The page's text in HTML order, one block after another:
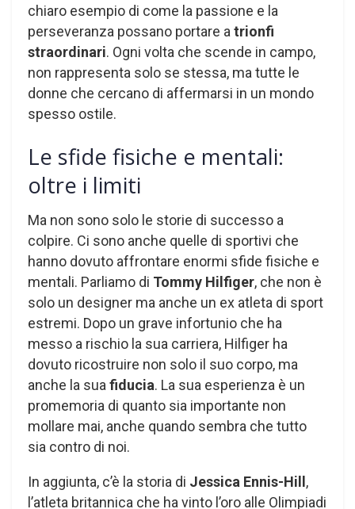
chiaro esempio di come la passione e la
perseveranza possano portare a trionfi
straordinari. Ogni volta che scende in campo,
non rappresenta solo se stessa, ma tutte le
donne che cercano di affermarsi in un mondo
spesso ostile.
Le sfide fisiche e mentali:
oltre i limiti
Ma non sono solo le storie di successo a
colpire. Ci sono anche quelle di sportivi che
hanno dovuto affrontare enormi sfide fisiche e
mentali. Parliamo di Tommy Hilfiger, che non è
solo un designer ma anche un ex atleta di sport
estremi. Dopo un grave infortunio che ha
messo a rischio la sua carriera, Hilfiger ha
dovuto ricostruire non solo il suo corpo, ma
anche la suafiducia. La sua esperienza è un
promemoria di quanto sia importante non
mollare mai, anche quando sembra che tutto
sia contro di noi.
In aggiunta, c’è la storia di Jessica Ennis-Hill ,
l’atleta britannica che ha vinto l’oro alle Olimpiadi